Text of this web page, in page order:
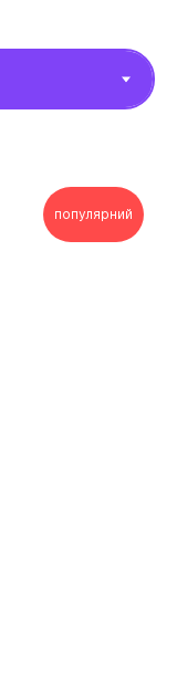
популярний